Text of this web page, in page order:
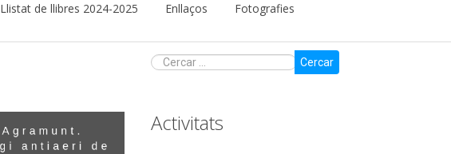
Llistat de llibres 2024-2025 Enllaços Fotografies
Cercar
Activitats